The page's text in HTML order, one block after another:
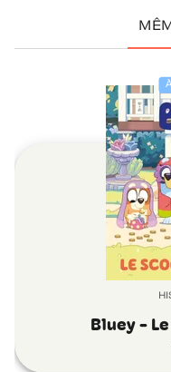
Bluey -